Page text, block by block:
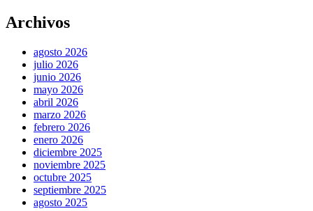
Archivos
agosto 2026
julio 2026
junio 2026
mayo 2026
abril 2026
marzo 2026
febrero 2026
enero 2026
diciembre 2025
noviembre 2025
octubre 2025
septiembre 2025
agosto 2025